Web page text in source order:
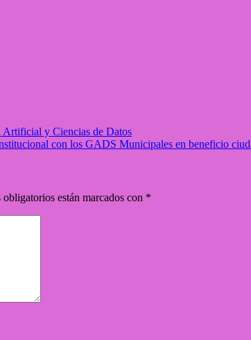
Artificial y Ciencias de Datos
con los GADS Municipales en beneficio
están marcados con *